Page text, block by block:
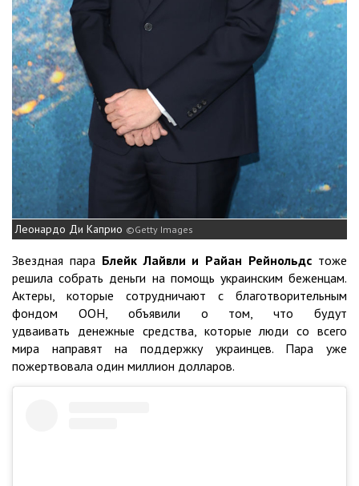
Леонардо Ди Каприо Getty Images
Звездная пара Блейк Лайвли и Райан Рейнольдс тоже
решила собрать деньги на помощь украинским беженцам.
Актеры, которые сотрудничают с благотворительным
фондом ООН, объявили о том, что будут
удваивать денежные средства, которые люди со всего
мира направят на поддержку украинцев. Пара уже
пожертвовала один миллион долларов.